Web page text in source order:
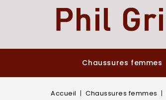
Chaussures femmes
Accueil Chaussures femmes
Panneau de gestion des cookies